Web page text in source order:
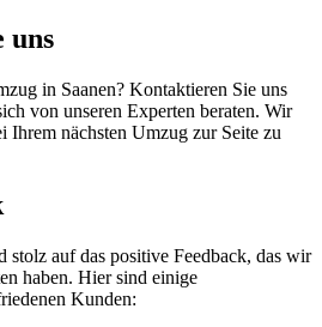
uns
in Saanen? Kontaktieren Sie uns
von unseren Experten beraten. Wir
Ihrem nächsten Umzug zur Seite zu
auf das positive Feedback, das wir
haben. Hier sind einige
Kunden: